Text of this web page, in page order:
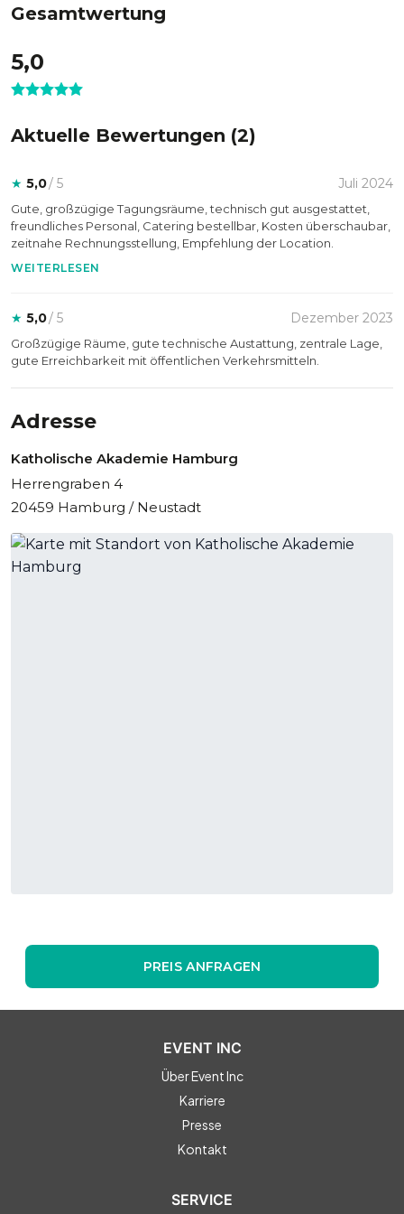
und schafft einen Rahmen, der konzentriertes Arbeiten
Moderne Technik & individuelles
Catering
Veranstaltungstechnik ausgestattet. Zusätzlich sorgt ein
umfangreicher Pool an Lichttechnik dafür, dass Events
passend zur Corporate Identity inszeniert werden können.
Auch das kulinarische Angebot wird flexibel gestaltet: Von
Flying Buffets bis hin zu veganen, regionalen, saisonalen
individuelle Lösungen für unterschiedlichste Anforderungen.
Eventbedingungen mit stilvoller Atmosphäre und
maßgeschneidertem Service.
Gesamtwertung
5,0
Aktuelle Bewertungen (2)
★ 5,0/ 5 Juli 2024
Gute, großzügige Tagungsräume, technisch gut ausgestattet,
freundliches Personal, Catering bestellbar, Kosten überschaubar,
zeitnahe Rechnungsstellung, Empfehlung der Location.
WEITERLESEN
★ 5,0/ 5 Dezember 2023
Großzügige Räume, gute technische Austattung, zentrale Lage,
gute Erreichbarkeit mit öffentlichen Verkehrsmitteln.
Adresse
Katholische Akademie Hamburg
Herrengraben 4
20459 Hamburg / Neustadt
PREIS ANFRAGEN
EVENT INC
Über Event Inc
Karriere
Presse
Kontakt
SERVICE